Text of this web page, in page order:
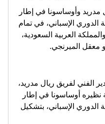
مدريد وأوساسونا في إطار
الدوري الإسباني، في تمام
والمملكة العربية السعودية،
معقل الميرنجي.
الفني لفريق ريال مدريد،
أوساسونا في إطار
الدوري الإسباني، بتشكيل